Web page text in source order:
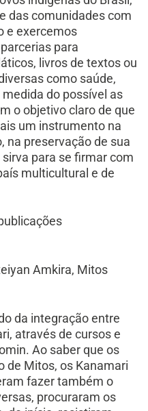
das comunidades com
e exercemos
para
livros de textos ou
como saúde,
do possível as
o objetivo claro de que
um instrumento na
na preservação de sua
para se firmar com
multicultural e de
Amkira, Mitos
da integração entre
através de cursos e
Ao saber que os
de Mitos, os Kanamari
fazer também o
procuraram os